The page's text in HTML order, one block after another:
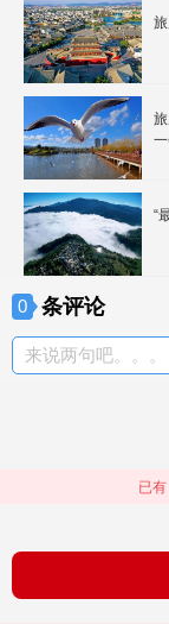
“
0 条评论
来说两句吧。。。
已有